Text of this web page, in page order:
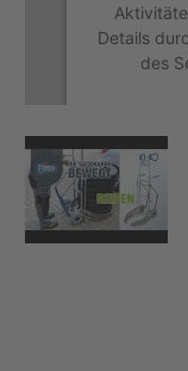
Details
des